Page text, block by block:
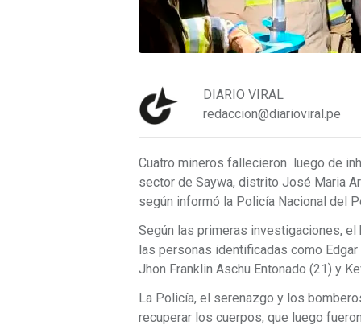
DIARIO VIRAL
redaccion@diarioviral.pe
Cuatro mineros fallecieron luego de
sector de Saywa, distrito José Maria
según informó la Policía Nacional del
Según las primeras investigaciones,
las personas identificadas como Edgar
Jhon Franklin Aschu Entonado (21) y
La Policía, el serenazgo y los
recuperar los cuerpos, que luego